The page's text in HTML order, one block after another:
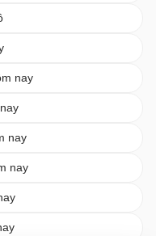
nay
nay
nay